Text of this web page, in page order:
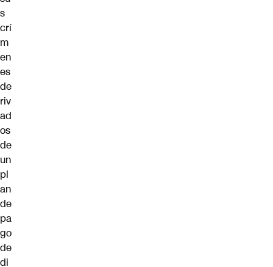
s
crí
m
en
es
de
riv
ad
os
de
un
pl
an
de
pa
go
de
di